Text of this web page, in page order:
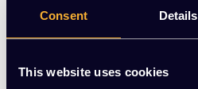
Consent Details
This website uses cookies
Op voorraad
Aantal - +